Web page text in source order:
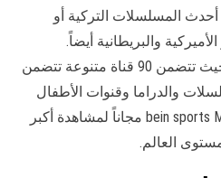
أحدث المسلسلات التركية أو
والبريطانية أيضاً.
باقة ايليت بكافة مزايا حيث تتضمن 90 قناة متنوعة تتضمن
والدراما وقنوات الأطفال
وتتضمن أيضاُ قنوات bein sports Max مجاناً لمشاهدة أكبر
العالم.